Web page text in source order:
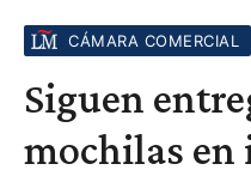
CÁMARA COMERCIAL
Siguen
mochilas